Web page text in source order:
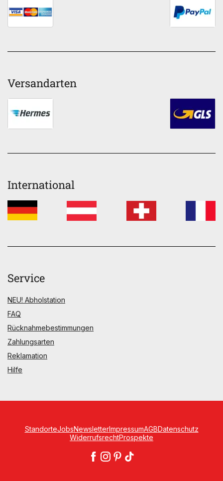
Versandarten
International
Service
NEU! Abholstation
FAQ
Rücknahmebestimmungen
Zahlungsarten
Reklamation
Hilfe
StandorteJobsNewsletterImpressumAGBDatenschutz
WiderrufsrechtProspekte